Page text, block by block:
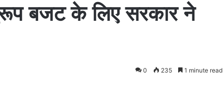
बजट के लिए सरकार ने
0 235 1 minute read